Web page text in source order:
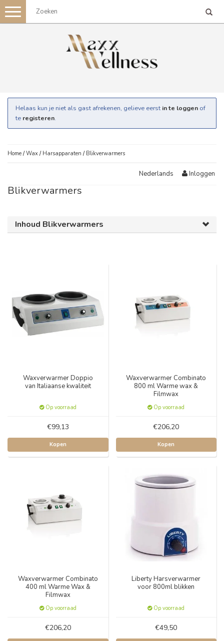
Toggle
navigation
Helaas kun je niet als gast afrekenen, gelieve eerst in te loggen of
te registeren.
Home /Wax / Harsapparaten / Blikverwarmers
Nederlands Inloggen
Blikverwarmers
Inhoud Blikverwarmers
Waxverwarmer Doppio
van Italiaanse kwaliteit
Op voorraad
€99,13
Kopen
Waxverwarmer Combinato
800 ml Warme wax &
Filmwax
Op voorraad
€206,20
Kopen
Waxverwarmer Combinato
400 ml Warme Wax &
Filmwax
Op voorraad
€206,20
Liberty Harsverwarmer
voor 800ml blikken
Op voorraad
€49,50